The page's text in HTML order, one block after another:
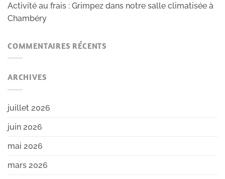
Activité au frais : Grimpez dans notre salle climatisée à
Chambéry
COMMENTAIRES RÉCENTS
ARCHIVES
juillet 2026
juin 2026
mai 2026
mars 2026